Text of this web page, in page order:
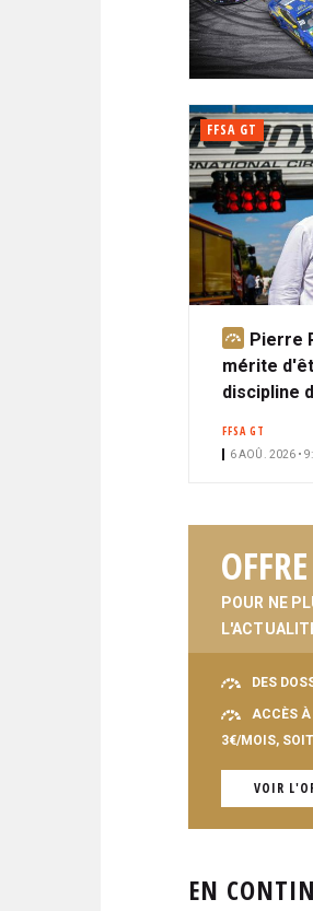
C
P
A
L
E
A
N
FFSA GT
A
b
o
Pierre
mérite
discipline
FFSA GT
6 AOÛ. 2026 •
POUR NE
DES
ACCÈS À
3€/MOIS,
VOIR
EN